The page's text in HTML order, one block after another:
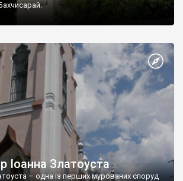
Іоанна Златоуста
– одна із перших мурованих споруд